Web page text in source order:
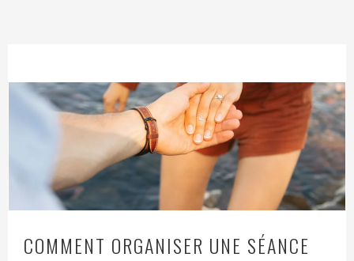
COMMENT ORGANISER UNE SÉANCE